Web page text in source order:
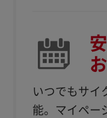
いつでもサイ
能。 マイペー